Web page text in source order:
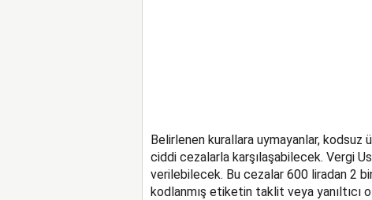
Belirlenen kurallara uymayanlar, kodsuz
ciddi cezalarla karşılaşabilecek. Vergi
verilebilecek. Bu cezalar 600 liradan 2
kodlanmış etiketin taklit veya yanıltıcı